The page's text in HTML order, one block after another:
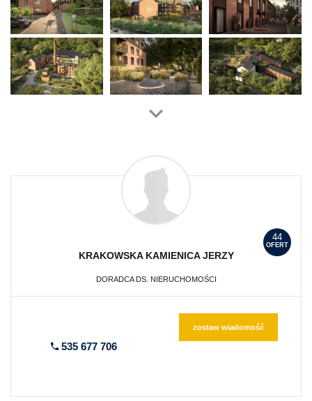
44
OFERT
KRAKOWSKA KAMIENICAJERZY
DORADCA DS. NIERUCHOMOŚCI
535 677 706
zostaw wiadomość